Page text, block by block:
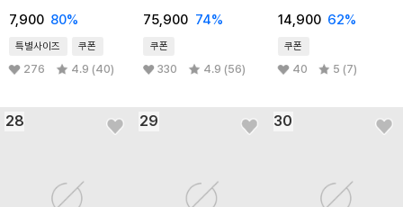
7,900 80%
특별사이즈 쿠폰
276 4.9 (40)
75,900 74%
쿠폰
330 4.9 (56)
14,900 62%
쿠폰
40 5 (7)
28 29 30